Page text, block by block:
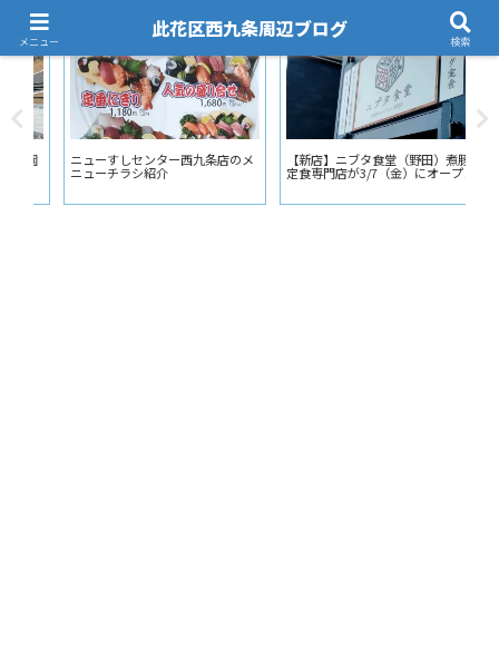
飲食店
ニューすしセンター西九条店のメ
ニューチラシ紹介
飲食店
【新店】ニブタ食堂（野田）煮豚
定食専門店が3/7（金）にオープン
メニュー
此花区西九条周辺ブログ
検索